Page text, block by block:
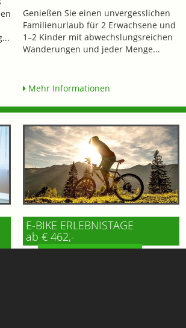
Genießen Sie einen unvergesslichen
Familienurlaub für 2 Erwachsene und
1–2 Kinder mit abwechslungsreichen
Wanderungen und jeder Menge...
Mehr Informationen
E-BIKE ERLEBNISTAGE
ab € 462,-
BERGHOTEL HAUSERBAUER